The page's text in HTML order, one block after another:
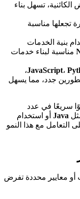
تسهل بناء
تجعلها مناسبة
بنية الخدمات
مناسبة لبناء خدمات
JavaScript،
،
جدد، مما يسهل
سريعًا في عدد
Java أو استخدام
مع هذا النمو
معايير محددة تفرض